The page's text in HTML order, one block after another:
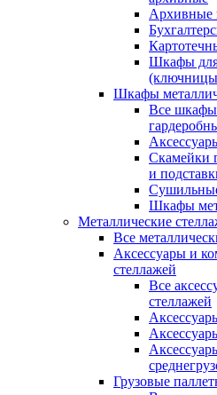
Шкафы для
Шкафы
Все шкафы
Скамейки
и
Шкафы
Металлические
Все
Аксессуары и
стеллажей
Все
стеллажей
Грузовые